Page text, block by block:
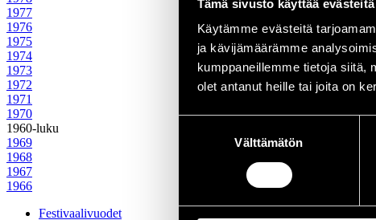
Tämä sivusto käyttää evästeitä
Käytämme evästeitä
ja kävijämäärämme
kumppaneillemme tietoja siitä,
olet antanut heille tai joita on
Välttämätön
1977
1976
1975
1974
1973
1972
1971
1970
1960-luku
1969
1968
1967
1966
Festivaalivuodet